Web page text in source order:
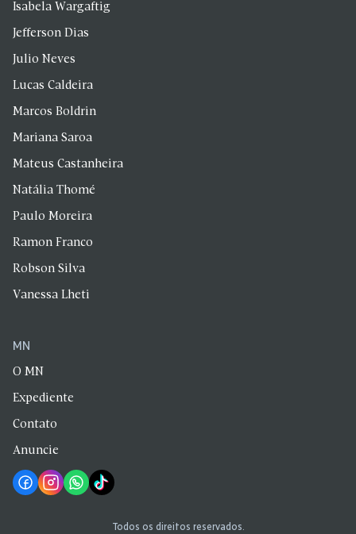
Isabela Wargaftig
Jefferson Dias
Julio Neves
Lucas Caldeira
Marcos Boldrin
Mariana Saroa
Mateus Castanheira
Natália Thomé
Paulo Moreira
Ramon Franco
Robson Silva
Vanessa Lheti
MN
O MN
Expediente
Contato
Anuncie
Todos os direitos reservados.